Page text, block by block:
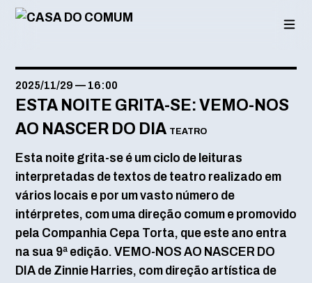
Saltar
conteúdo
2025/11/29 — 16:00
ESTA NOITE GRITA-SE: VEMO-NOS
AO NASCER DO DIA TEATRO
Esta noite grita-se é um ciclo de leituras
interpretadas de textos de teatro realizado em
vários locais e por um vasto número de
intérpretes, com uma direção comum e promovido
pela Companhia Cepa Torta, que este ano entra
na sua 9ª edição. VEMO-NOS AO NASCER DO
DIA de Zinnie Harries, com direção artística de